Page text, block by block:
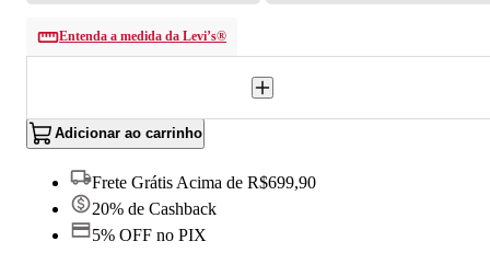
Entenda a medida da Levi’s®
Adicionar ao carrinho
Frete Grátis Acima de R$699,90
20% de Cashback
5% OFF no PIX